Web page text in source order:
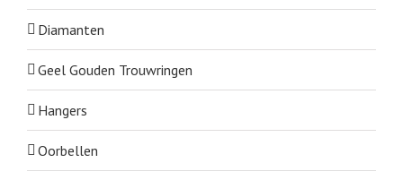
Diamanten
Geel Gouden Trouwringen
Hangers
Oorbellen